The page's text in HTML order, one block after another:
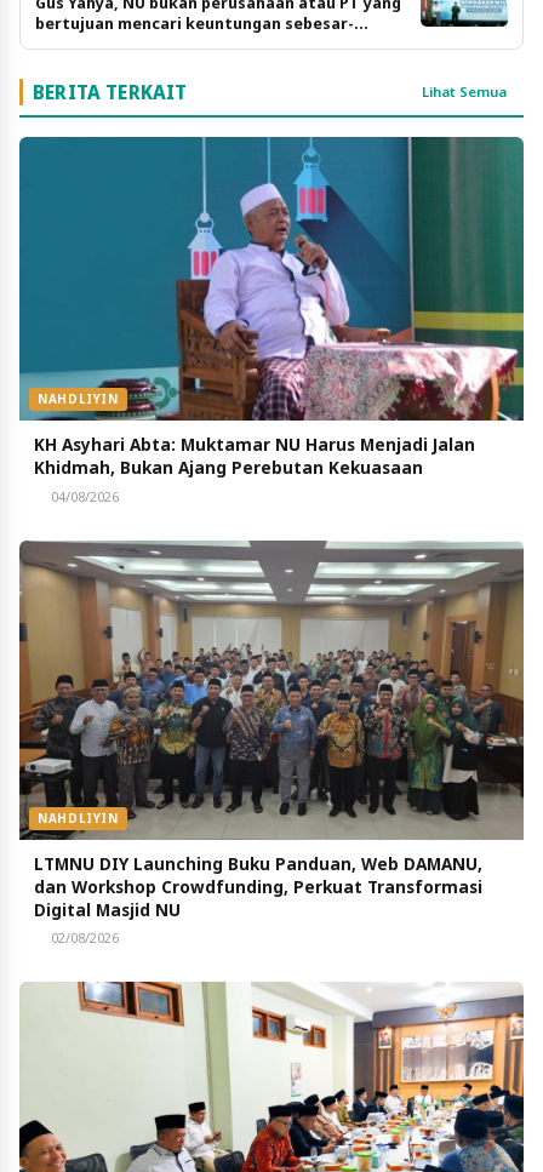
bertujuan mencari keuntungan sebesar-
besarnya
BERITA TERKAIT Lihat Semua
NAHDLIYIN
KH Asyhari Abta: Muktamar NU Harus Menjadi Jalan
Khidmah, Bukan Ajang Perebutan Kekuasaan
04/08/2026
NAHDLIYIN
LTMNU DIY Launching Buku Panduan, Web DAMANU,
dan Workshop Crowdfunding, Perkuat Transformasi
Digital Masjid NU
02/08/2026